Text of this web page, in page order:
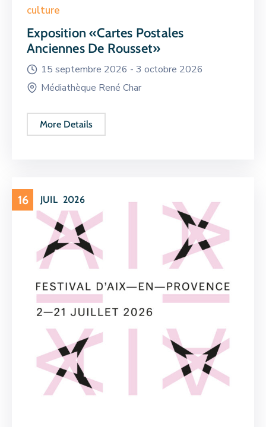
culture
Exposition «Cartes Postales
Anciennes De Rousset»
15 septembre 2026 - 3 octobre 2026
Médiathèque René Char
More Details
16 JUIL 2026